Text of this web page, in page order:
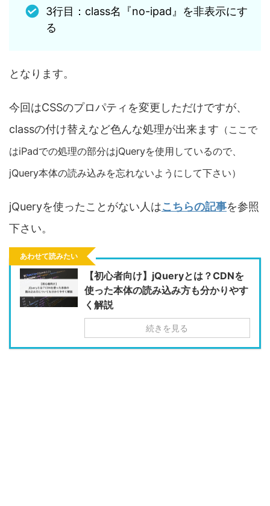
3行目：class名『no-ipad』を非表示にす
る
となります。
今回はCSSのプロパティを変更しただけですが、
classの付け替えなど色んな処理が出来ます （ここで
はiPadでの処理の部分はjQueryを使用しているので、
jQuery本体の読み込みを忘れないようにして下さい）
jQueryを使ったことがない人はこちらの記事を参照
下さい。
あわせて読みたい
【初心者向け】jQueryとは？CDNを
使った本体の読み込み方も分かりやす
く解説
続きを見る